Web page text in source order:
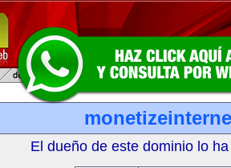
El dueño de este dominio lo